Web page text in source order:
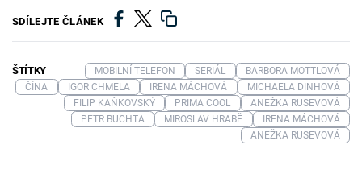
SDÍLEJTE ČLÁNEK
ŠTÍTKY MOBILNÍ TELEFON SERIÁL
BARBORA MOTTLOVÁ
ČÍNA
IGOR CHMELA IRENA MÁCHOVÁ
MICHAELA DINHOVÁ
FILIP KAŇKOVSKÝ
PRIMA COOL
ANEŽKA RUSEVOVÁ
PETR BUCHTA
MIROSLAV HRABĚ
IRENA MÁCHOVÁ
ANEŽKA RUSEVOVÁ